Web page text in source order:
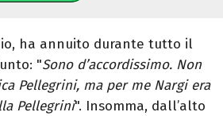
ha annuito durante tutto il
"Sono d’accordissimo. Non
Pellegrini, ma per me Nargi era
Pellegrini". Insomma, dall’alto